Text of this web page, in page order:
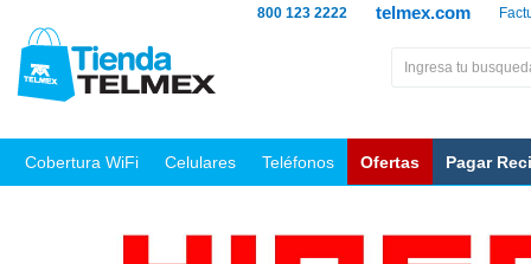
telmex.com
800 123 2222
Cobertura WiFi Celulares Teléfonos Ofertas Pagar